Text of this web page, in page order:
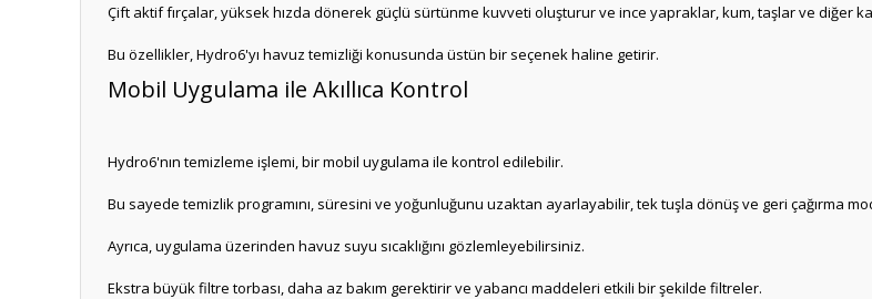
Çift aktif fırçalar, yüksek hızda dönerek güçlü sürtünme kuvveti oluşturur ve ince yapraklar, kum, taşlar ve diğer
Bu özellikler, Hydro6'yı havuz temizliği konusunda üstün bir seçenek haline getirir.
Mobil Uygulama ile Akıllıca Kontrol
Hydro6'nın temizleme işlemi, bir mobil uygulama ile kontrol edilebilir.
Bu sayede temizlik programını, süresini ve yoğunluğunu uzaktan ayarlayabilir, tek tuşla dönüş ve geri çağırma
Ayrıca, uygulama üzerinden havuz suyu sıcaklığını gözlemleyebilirsiniz.
Ekstra büyük filtre torbası, daha az bakım gerektirir ve yabancı maddeleri etkili bir şekilde filtreler.